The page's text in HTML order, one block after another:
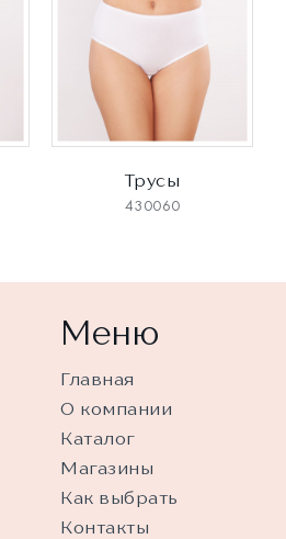
Трусы
430060
Меню
Главная
О компании
Каталог
Магазины
Как выбрать
Контакты